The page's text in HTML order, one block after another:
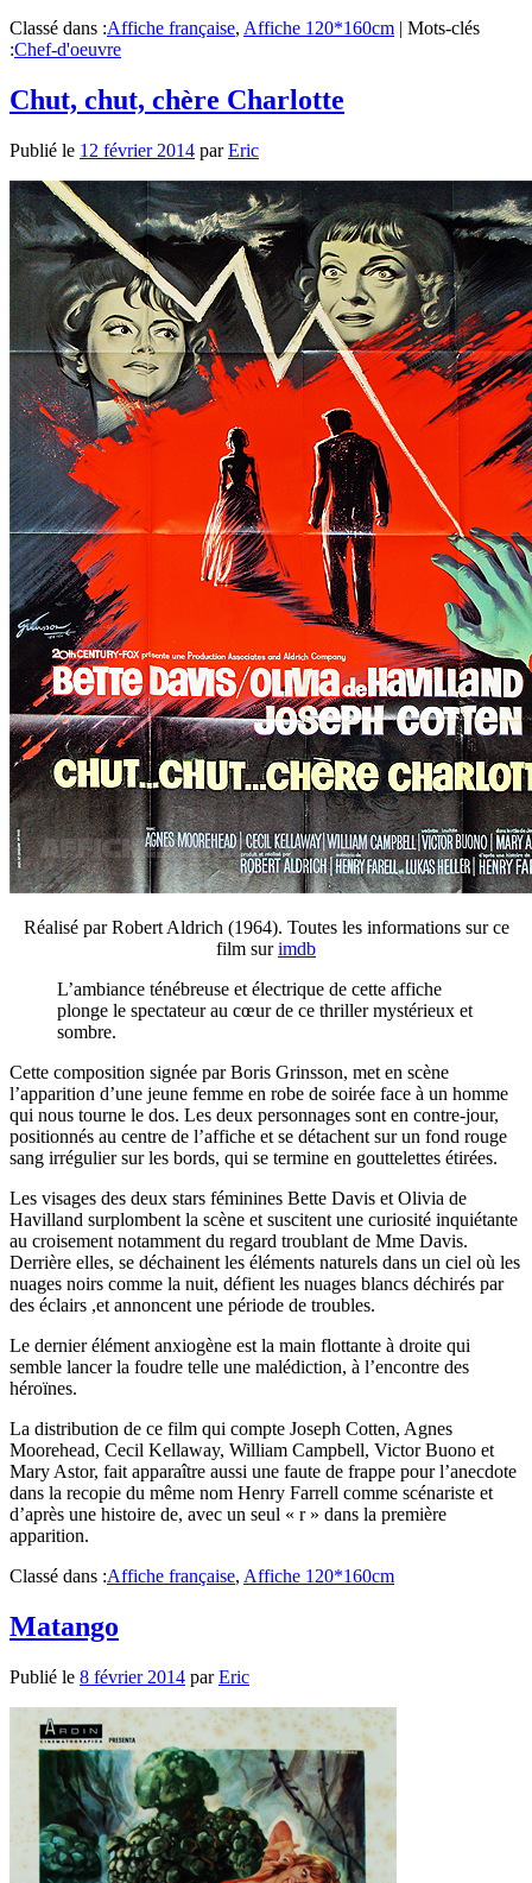
Classé dans :Affiche française, Affiche 120*160cm | Mots-clés
:Chef-d'oeuvre
Chut, chut, chère Charlotte
Publié le 12 février 2014 parEric
Réalisé par Robert Aldrich (1964). Toutes les informations sur ce
film surimdb
L’ambiance ténébreuse et électrique de cette affiche
plonge le spectateur au cœur de ce thriller mystérieux et
sombre.
Cette composition signée par Boris Grinsson, met en scène
l’apparition d’une jeune femme en robe de soirée face à un homme
qui nous tourne le dos. Les deux personnages sont en contre-jour,
positionnés au centre de l’affiche et se détachent sur un fond rouge
sang irrégulier sur les bords, qui se termine en gouttelettes étirées.
Les visages des deux stars féminines Bette Davis et Olivia de
Havilland surplombent la scène et suscitent une curiosité inquiétante
au croisement notamment du regard troublant de Mme Davis.
Derrière elles, se déchainent les éléments naturels dans un ciel où les
nuages noirs comme la nuit, défient les nuages blancs déchirés par
des éclairs ,et annoncent une période de troubles.
Le dernier élément anxiogène est la main flottante à droite qui
semble lancer la foudre telle une malédiction, à l’encontre des
héroïnes.
La distribution de ce film qui compte Joseph Cotten, Agnes
Moorehead, Cecil Kellaway, William Campbell, Victor Buono et
Mary Astor, fait apparaître aussi une faute de frappe pour l’anecdote
dans la recopie du même nom Henry Farrell comme scénariste et
d’après une histoire de, avec un seul « r » dans la première
apparition.
Classé dans :Affiche française, Affiche 120*160cm
Matango
Publié le 8 février 2014 parEric